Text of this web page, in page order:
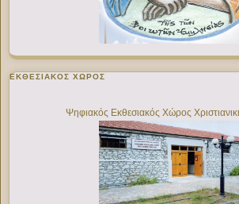
ΕΚΘΕΣΙΑΚΌΣ ΧΏΡΟΣ
Ψηφιακός Εκθεσιακός Χώρος